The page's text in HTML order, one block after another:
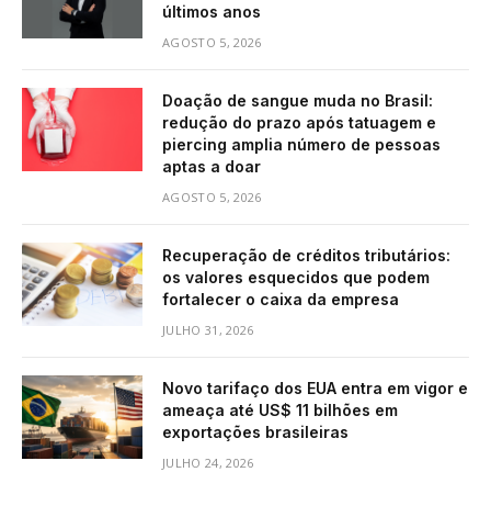
últimos anos
AGOSTO 5, 2026
Doação de sangue muda no Brasil:
redução do prazo após tatuagem e
piercing amplia número de pessoas
aptas a doar
AGOSTO 5, 2026
Recuperação de créditos tributários:
os valores esquecidos que podem
fortalecer o caixa da empresa
JULHO 31, 2026
Novo tarifaço dos EUA entra em vigor e
ameaça até US$ 11 bilhões em
exportações brasileiras
JULHO 24, 2026